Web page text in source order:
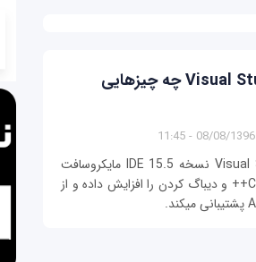
در نسخه جدید Visual Studio 2017 چه چیزهایی
08/08/1396 - 11:45
دومین نسخه بتای Visual Studio 2017 نسخه 15.5 IDE مایکروسافت
که این هفته منتشر شد توانایی‎های C++ و دیباگ کردن را افزایش داده و از